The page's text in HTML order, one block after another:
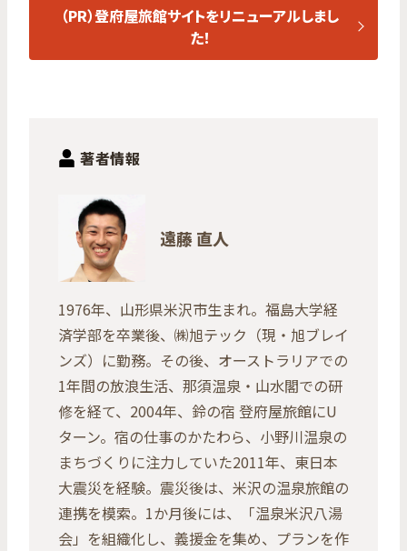
（PR）登府屋旅館サイトをリニューアルしまし
た！
著者情報
遠藤 直人
1976年、山形県米沢市生まれ。福島大学経
済学部を卒業後、㈱旭テック（現・旭ブレイ
ンズ）に勤務。その後、オーストラリアでの
1年間の放浪生活、那須温泉・山水閣での研
修を経て、2004年、鈴の宿 登府屋旅館にU
ターン。宿の仕事のかたわら、小野川温泉の
まちづくりに注力していた2011年、東日本
大震災を経験。震災後は、米沢の温泉旅館の
連携を模索。1か月後には、「温泉米沢八湯
会」を組織化し、義援金を集め、プランを作